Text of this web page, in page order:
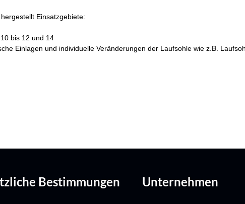
Einsatzgebiete:
bis 12 und 14
Einlagen und individuelle Veränderungen der Laufsohle wie z.B.
Bestimmungen Unternehmen